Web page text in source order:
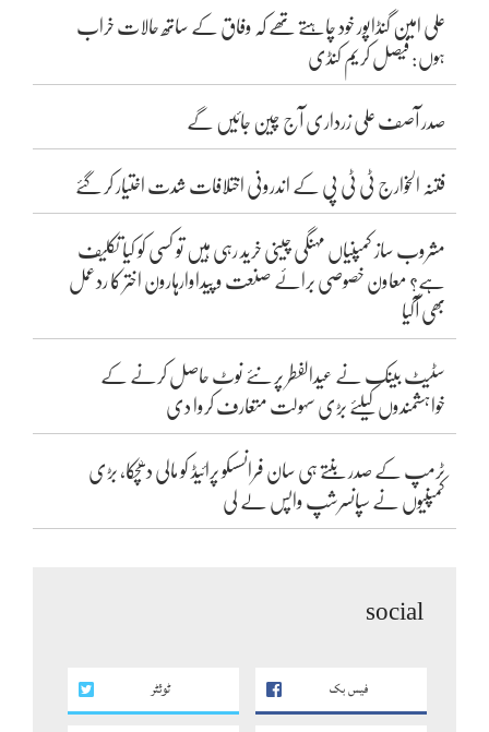
علی امین گنڈاپور خود چاہتے تھے کہ وفاق کے ساتھ حالات خراب
ہوں: فیصل کریم کنڈی
صدر آصف علی زرداری آج چین جائیں گے
فتنہ الخوارج ٹی ٹی پی کے اندرونی اختلافات شدت اختیار کر گئے
مشروب ساز کمپنیاں مہنگی چینی خرید رہی ہیں تو کسی کو کیا تکلیف
ہے؟ معاون خصوصی برائے صنعت و پیداوارہارون اختر کا ردعمل
بھی آگیا
سٹیٹ بینک نے عیدالفطر پر نئے نوٹ حاصل کرنے کے
خواہشمندوں کیلئے بڑی سہولت متعارف کروا دی
ٹرمپ کے صدر بنتے ہی سان فرانسسکو پرائیڈ کو مالی دھچکا، بڑی
کمپنیوں نے سپانسرشپ واپس لے لی
social
فیس بک ٹوئٹر